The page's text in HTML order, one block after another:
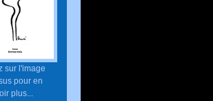
sur l'image
pour en
plus...